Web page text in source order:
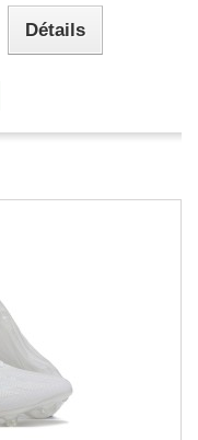
Détails